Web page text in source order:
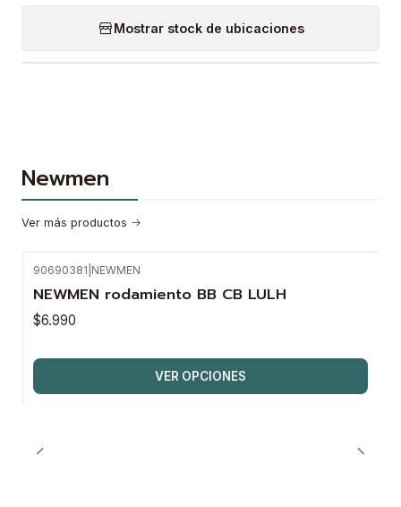
Mostrar stock de ubicaciones
Newmen
Ver más productos
90690381 NEWMEN
NEWMEN rodamiento BB CB LULH
$6.990
VER OPCIONES